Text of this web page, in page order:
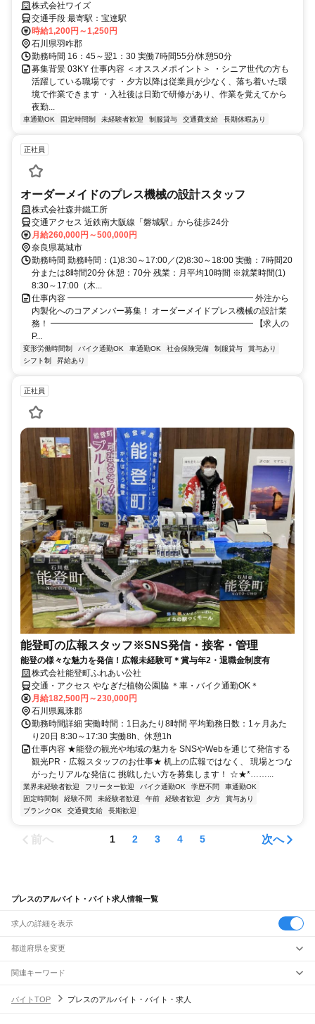
場ワークです
株式会社ワイズ
交通手段 最寄駅：宝達駅
時給1,200円～1,250円
石川県羽咋郡
勤務時間 16：45～翌1：30 実働7時間55分/休憩50分
募集背景 03KY 仕事内容 ＜オススメポイント＞ ・シニア世代の方も
活躍している職場です ・夕方以降は従業員が少なく、落ち着いた環
境で作業できます ・入社後は日勤で研修があり、作業を覚えてから
夜勤...
車通勤OK 固定時間制 未経験者歓迎 制服貸与 交通費支給 長期休暇あり
正社員
オーダーメイドのプレス機械の設計スタッフ
株式会社森井鐵工所
交通アクセス 近鉄南大阪線「磐城駅」から徒歩24分
月給260,000円～500,000円
奈良県葛城市
勤務時間 勤務時間：(1)8:30～17:00／(2)8:30～18:00 実働：7時間20
分または8時間20分 休憩：70分 残業：月平均10時間 ※就業時間(1)
8:30～17:00（木...
仕事内容 ━━━━━━━━━━━━━━━━━━━━━━ 外注から
内製化へのコアメンバー募集！ オーダーメイドプレス機械の設計業
務！ ━━━━━━━━━━━━━━━━━━━━━━━━ 【求人の
P...
変形労働時間制 バイク通勤OK 車通勤OK 社会保険完備 制服貸与
賞与あり
シフト制
昇給あり
正社員
能登町の広報スタッフ※SNS発信・接客・管理
能登の様々な魅力を発信！広報未経験可＊賞与年2・退職金制度有
株式会社能登町ふれあい公社
交通・アクセス やなぎだ植物公園脇 ＊車・バイク通勤OK＊
月給182,500円～230,000円
石川県鳳珠郡
勤務時間詳細 実働時間：1日あたり8時間 平均勤務日数：1ヶ月あた
り20日 8:30～17:30 実働8h、休憩1h
仕事内容 ★能登の観光や地域の魅力を SNSやWebを通じて発信する
観光PR・広報スタッフのお仕事★ 机上の広報ではなく、 現場とつな
がったリアルな発信に 挑戦したい方を募集します！ ☆★*……...
業界未経験者歓迎 フリーター歓迎 バイク通勤OK 学歴不問
車通勤OK
固定時間制
経験不問 未経験者歓迎 午前 経験者歓迎 夕方
賞与あり
ブランクOK
交通費支給 長期歓迎
前へ 1 2 3 4 5 次へ
プレスのアルバイト・バイト求人情報一覧
求人の詳細を表示
都道府県を変更
関連キーワード
バイトTOP
プレスのアルバイト・バイト・求人